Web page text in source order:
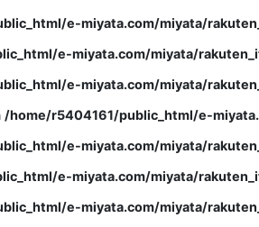
e-miyata.com/miyata/
e-miyata.com/miyata/
e-miyata.com/miyata/
/home/r5404161/public_html/e-
e-miyata.com/miyata/
e-miyata.com/miyata/
e-miyata.com/miyata/